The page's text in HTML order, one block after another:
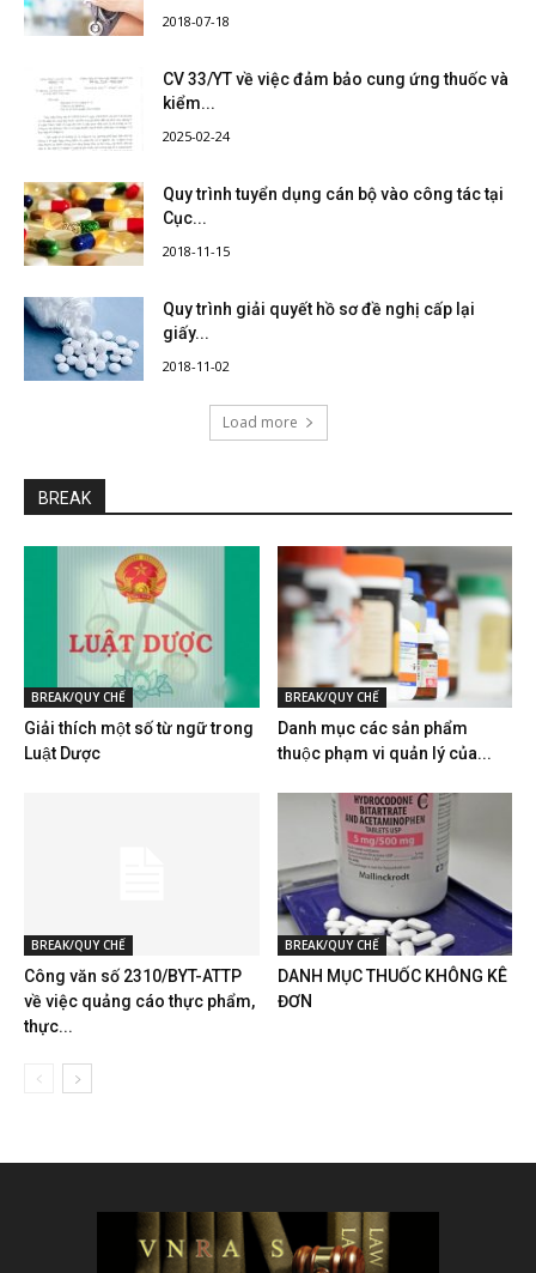
2018-07-18
CV 33/YT về việc đảm bảo cung ứng thuốc và
kiểm...
2025-02-24
Quy trình tuyển dụng cán bộ vào công tác tại
Cục...
2018-11-15
Quy trình giải quyết hồ sơ đề nghị cấp lại
giấy...
2018-11-02
Load more
BREAK
BREAK/QUY CHẾ
Giải thích một số từ ngữ trong
Luật Dược
BREAK/QUY CHẾ
Danh mục các sản phẩm
thuộc phạm vi quản lý của...
BREAK/QUY CHẾ
Công văn số 2310/BYT-ATTP
về việc quảng cáo thực phẩm,
thực...
BREAK/QUY CHẾ
DANH MỤC THUỐC KHÔNG KÊ
ĐƠN